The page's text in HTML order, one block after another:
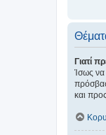
Γιατί
Ίσως να
και